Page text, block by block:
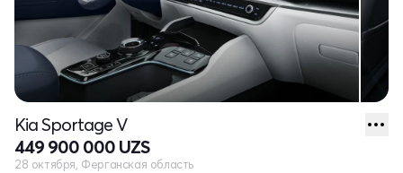
Kia Sportage V
449 900 000 UZS
28 октября, Ферганская область